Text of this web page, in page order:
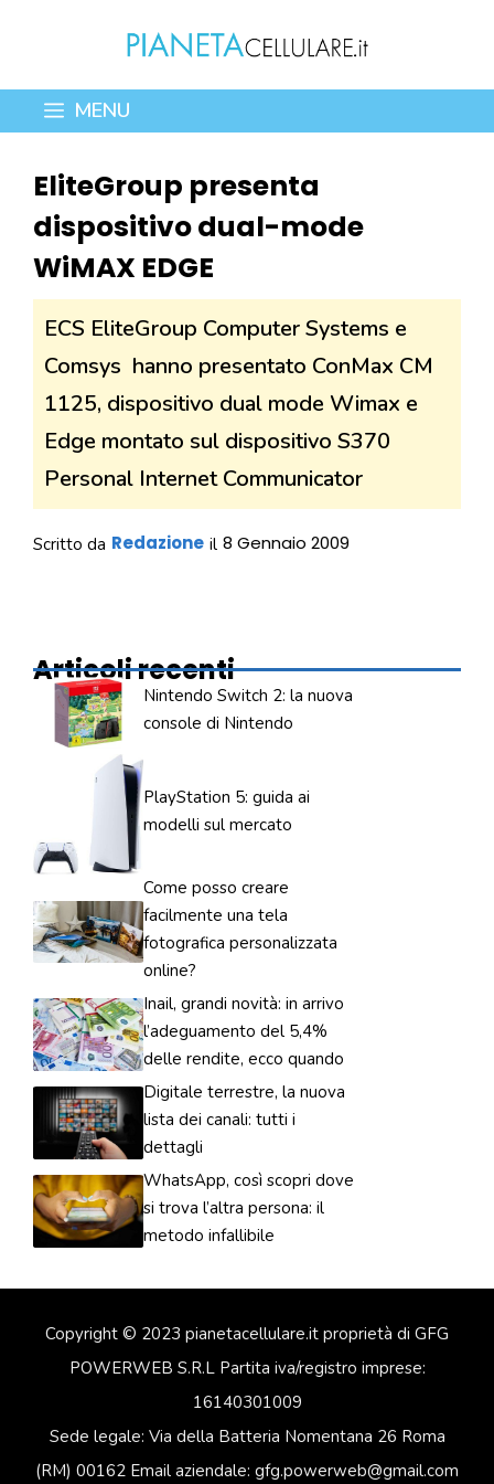
contenuto
MENU
EliteGroup presenta
dispositivo dual-mode
WiMAX EDGE
ECS EliteGroup Computer Systems e
Comsys hanno presentato ConMax CM
1125, dispositivo dual mode Wimax e
Edge montato sul dispositivo S370
Personal Internet Communicator
Scritto da Redazione il 8 Gennaio 2009
Articoli recenti
Nintendo Switch 2: la nuova
console di Nintendo
PlayStation 5: guida ai
modelli sul mercato
Come posso creare
facilmente una tela
fotografica personalizzata
online?
Inail, grandi novità: in arrivo
l’adeguamento del 5,4%
delle rendite, ecco quando
Digitale terrestre, la nuova
lista dei canali: tutti i
dettagli
WhatsApp, così scopri dove
si trova l’altra persona: il
metodo infallibile
Copyright © 2023 pianetacellulare.it proprietà di GFG
POWERWEB S.R.L Partita iva/registro imprese:
16140301009
Sede legale: Via della Batteria Nomentana 26 Roma
(RM) 00162 Email aziendale: gfg.powerweb@gmail.com